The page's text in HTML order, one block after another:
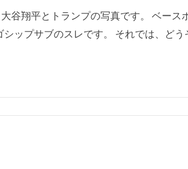
谷翔平とトランプの写真です。 ベース
シップサブのスレです。 それでは、どう